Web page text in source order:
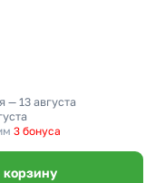
— 13 августа
3 бонуса